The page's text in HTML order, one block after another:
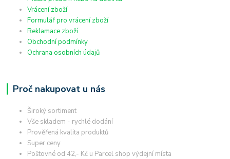
Vrácení zboží
Formulář pro vrácení zboží
Reklamace zboží
Obchodní podmínky
Ochrana osobních údajů
Proč nakupovat u nás
Široký sortiment
Vše skladem - rychlé dodání
Prověřená kvalita produktů
Super ceny
Poštovné od 42,- Kč u Parcel shop výdejní místa